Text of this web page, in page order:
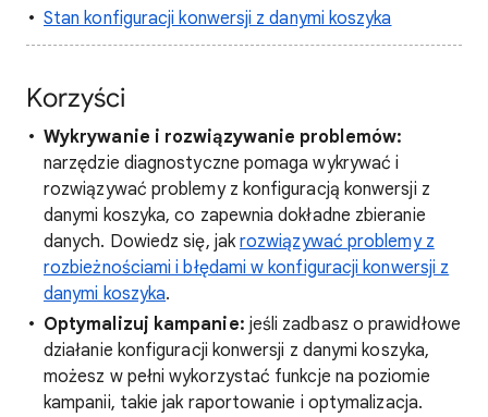
Stan konfiguracji konwersji z danymi koszyka
Korzyści
Wykrywanie i rozwiązywanie problemów:
narzędzie diagnostyczne pomaga wykrywać i
rozwiązywać problemy z konfiguracją konwersji z
danymi koszyka, co zapewnia dokładne zbieranie
danych. Dowiedz się, jakrozwiązywać problemy z
rozbieżnościami i błędami w konfiguracji konwersji z
danymi koszyka.
Optymalizuj kampanie: jeśli zadbasz o prawidłowe
działanie konfiguracji konwersji z danymi koszyka,
możesz w pełni wykorzystać funkcje na poziomie
kampanii, takie jak raportowanie i optymalizacja.